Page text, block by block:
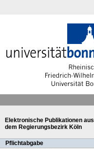
Elektronische Publikationen aus
dem Regierungsbezirk Köln
Pflichtabgabe